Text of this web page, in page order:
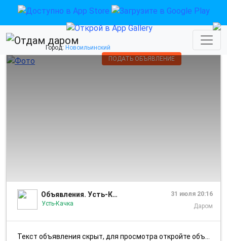
Город: Новоильинский
ПОДАТЬ ОБЪЯВЛЕНИЕ
Объявления. Усть-Качка
Усть-Качка
31 июля 20:16
Даром
Текст объявления скрыт, для просмотра откройте объявление в приложении...